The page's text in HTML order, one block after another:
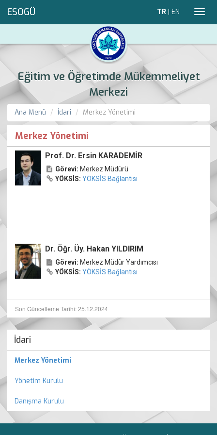
ESOGÜ TR | EN
Eğitim ve Öğretimde Mükemmeliyet
Merkezi
Ana Menü İdari Merkez Yönetimi
Merkez Yönetimi
Prof. Dr. Ersin KARADEMİR
Görevi: Merkez Müdürü
YÖKSİS: YÖKSİS Bağlantısı
Dr. Öğr. Üy. Hakan YILDIRIM
Görevi: Merkez Müdür Yardımcısı
YÖKSİS: YÖKSİS Bağlantısı
Son Güncelleme Tarihi: 25.12.2024
İdari
Merkez Yönetimi
Yönetim Kurulu
Danışma Kurulu